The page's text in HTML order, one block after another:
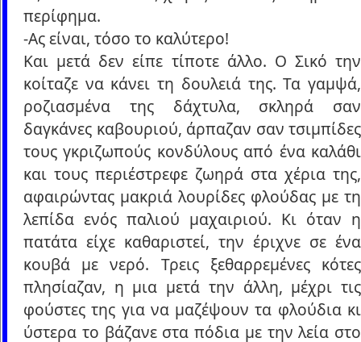
περίφημα.
-Ας είναι, τόσο το καλύτερο!
Και μετά δεν είπε τίποτε άλλο. Ο Σικό την
κοίταζε να κάνει τη δουλειά της. Τα γαμψά,
ροζιασμένα της δάχτυλα, σκληρά σαν
δαγκάνες καβουριού, άρπαζαν σαν τσιμπίδες
τους γκριζωπούς κονδύλους από ένα καλάθι
και τους περιέστρεφε ζωηρά στα χέρια της,
αφαιρώντας μακριά λουρίδες φλούδας με τη
λεπίδα ενός παλιού μαχαιριού. Κι όταν η
πατάτα είχε καθαριστεί, την έριχνε σε ένα
κουβά με νερό. Τρεις ξεθαρρεμένες κότες
πλησίαζαν, η μια μετά την άλλη, μέχρι τις
φούστες της για να μαζέψουν τα φλούδια κι
ύστερα το βάζανε στα πόδια με την λεία στο